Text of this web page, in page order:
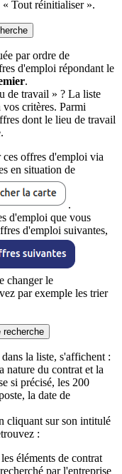
Tout réinitialiser ».
par ordre de
d'emploi répondant le
.
de travail » ? La liste
critères. Parmi
dont le lieu de travail
offres d'emploi via
en situation de
.
d'emploi que vous
d'emploi suivantes,
changer le
par exemple les trier
recherche
la liste, s'affichent :
nature du contrat et la
si précisé, les 200
la date de
cliquant sur son intitulé
:
éléments de contrat
par l'entreprise